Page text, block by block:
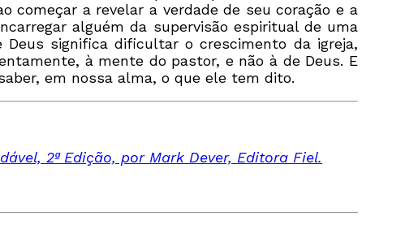
começar a revelar a verdade de seu coração e a
alguém da supervisão espiritual de uma
significa dificultar o crescimento da igreja,
à mente do pastor, e não à de Deus. E
em nossa alma, o que ele tem dito.
2ª Edição, por Mark Dever, Editora Fiel.